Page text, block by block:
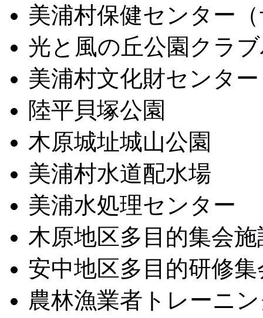
美浦村保健センター
光と風の丘公園クラ
美浦村文化財センター
陸平貝塚公園
木原城址城山公園
美浦村水道配水場
美浦水処理センター
木原地区多目的集会施
安中地区多目的研修
農林漁業者トレーニ